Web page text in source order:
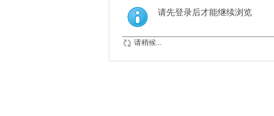
请先登录后才能继续浏览
请稍候...